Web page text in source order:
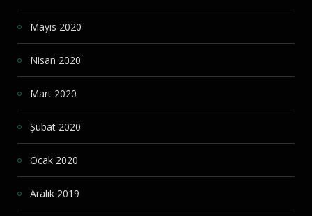
Mayıs 2020
Nisan 2020
Mart 2020
Şubat 2020
Ocak 2020
Aralık 2019